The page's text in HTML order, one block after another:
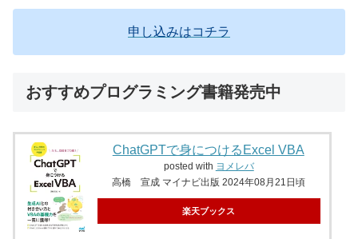
申し込みはコチラ
おすすめプログラミング書籍発売中
ChatGPTで身につけるExcel VBA
posted with ヨメレバ
高橋 宣成 マイナビ出版 2024年08月21日頃
楽天ブックス